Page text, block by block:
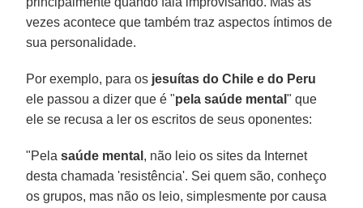
vezes acontece que também traz aspectos íntimos de
sua personalidade.
Por exemplo, para os jesuítas do Chile e do Peru
ele passou a dizer que é "pela saúde mental" que
ele se recusa a ler os escritos de seus oponentes:
"Pelasaúde mental , não leio os sites da Internet
desta chamada 'resistência'. Sei quem são, conheço
os grupos, mas não os leio, simplesmente por causa